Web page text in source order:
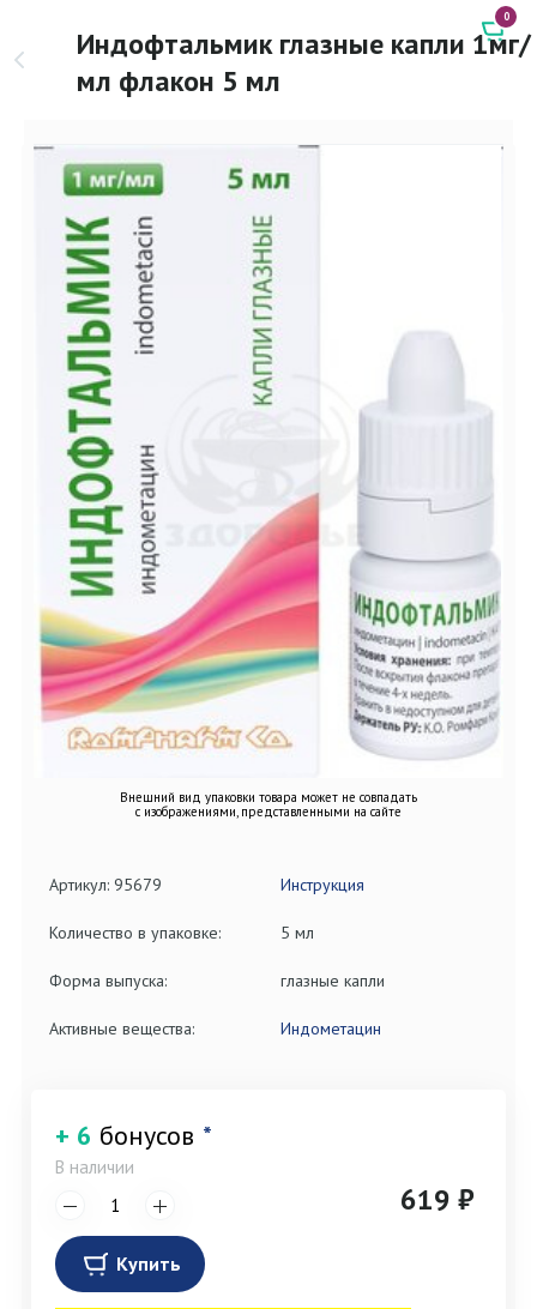
Индофтальмик глазные капли 1мг/
мл флакон 5 мл
0
Внешний вид упаковки товара может не совпадать
с изображениями, представленными на сайте
Артикул: 95679 Инструкция
Количество в упаковке: 5 мл
Форма выпуска: глазные капли
Активные вещества: Индометацин
+ 6 бонусов *
В наличии
619 ₽
Купить